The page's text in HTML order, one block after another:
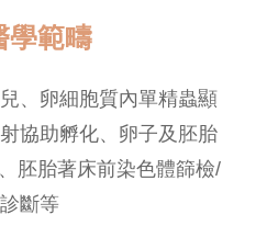
學範疇
、卵細胞質內單精蟲顯
協助孵化、卵子及胚胎
胚胎著床前染色體篩檢/
斷等